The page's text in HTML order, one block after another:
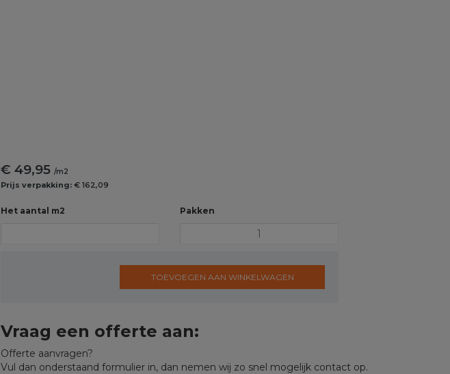
€ 49,95 /m2
Prijs verpakking: € 162,09
Het aantal m2 Pakken
TOEVOEGEN AAN WINKELWAGEN
Vraag een offerte aan:
Offerte aanvragen?
Vul dan onderstaand formulier in, dan nemen wij zo snel mogelijk contact op.